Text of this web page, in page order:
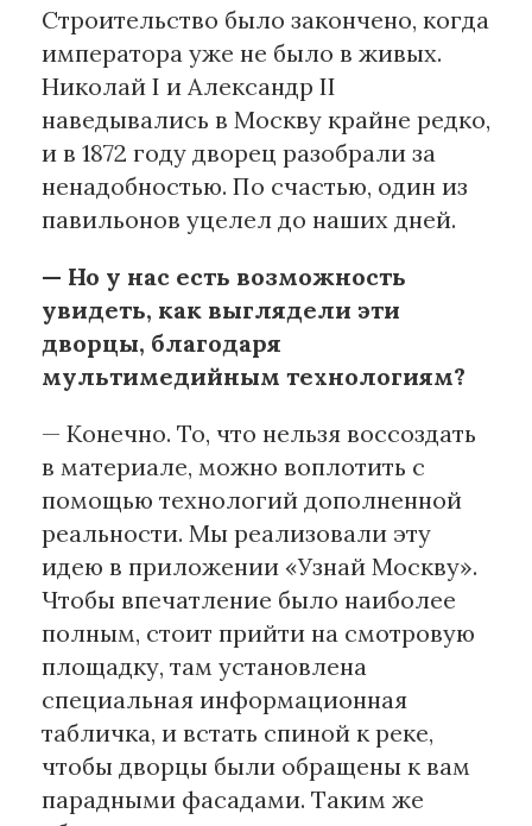
Строительство было закончено, когда
императора уже не было в живых.
Николай I и Александр II
наведывались в Москву крайне редко,
и в 1872 году дворец разобрали за
ненадобностью. По счастью, один из
павильонов уцелел до наших дней.
— Но у нас есть возможность
увидеть, как выглядели эти
дворцы, благодаря
мультимедийным технологиям?
— Конечно. То, что нельзя воссоздать
в материале, можно воплотить с
помощью технологий дополненной
реальности. Мы реализовали эту
идею в приложении «Узнай Москву».
Чтобы впечатление было наиболее
полным, стоит прийти на смотровую
площадку, там установлена
специальная информационная
табличка, и встать спиной к реке,
чтобы дворцы были обращены к вам
парадными фасадами. Таким же